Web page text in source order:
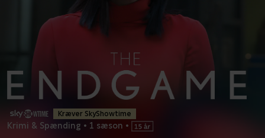
Kræver SkyShowtime
Krimi & Spænding • 1 sæson •